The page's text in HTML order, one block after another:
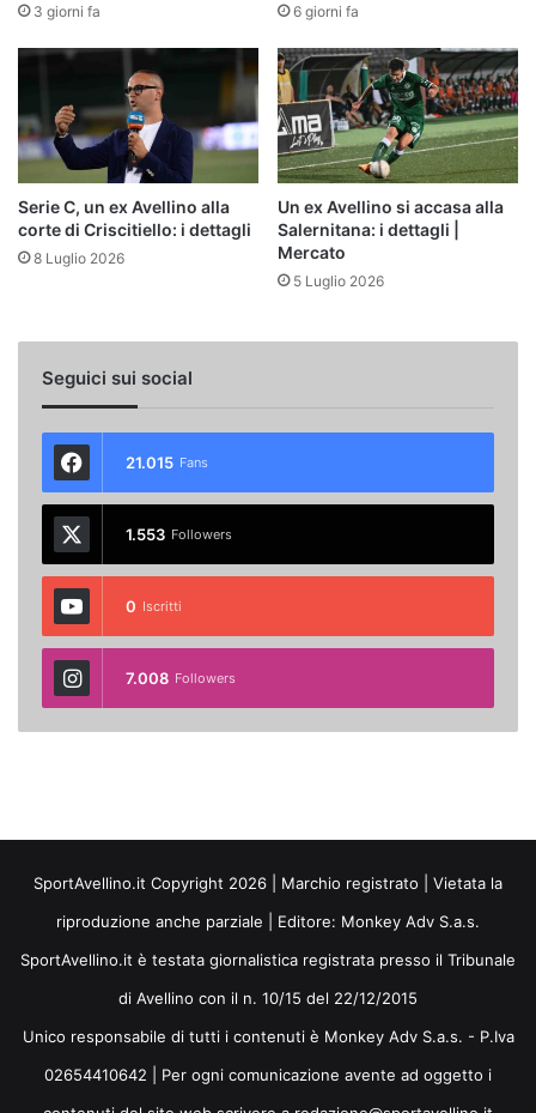
3 giorni fa 6 giorni fa
Serie C, un ex Avellino alla
corte di Criscitiello: i dettagli
8 Luglio 2026
Un ex Avellino si accasa alla
Salernitana: i dettagli |
Mercato
5 Luglio 2026
Seguici sui social
21.015 Fans
1.553 Followers
0 Iscritti
7.008 Followers
SportAvellino.it Copyright 2026 | Marchio registrato | Vietata la
riproduzione anche parziale | Editore: Monkey Adv S.a.s.
SportAvellino.it è testata giornalistica registrata presso il Tribunale
di Avellino con il n. 10/15 del 22/12/2015
Unico responsabile di tutti i contenuti è Monkey Adv S.a.s. - P.Iva
02654410642 | Per ogni comunicazione avente ad oggetto i